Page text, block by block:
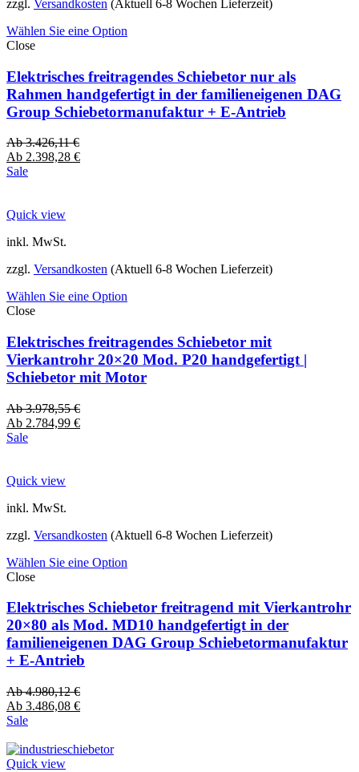
zzgl. Versandkosten (Aktuell 6-8 Wochen Lieferzeit)
Wählen Sie eine Option
Close
Elektrisches freitragendes Schiebetor nur als
Rahmen handgefertigt in der familieneigenen DAG
Group Schiebetormanufaktur + E-Antrieb
Ab3.426,11€
Ab 2.398,28 €
Sale
Quick view
inkl. MwSt.
zzgl. Versandkosten (Aktuell 6-8 Wochen Lieferzeit)
Wählen Sie eine Option
Close
Elektrisches freitragendes Schiebetor mit
Vierkantrohr 20×20 Mod. P20 handgefertigt |
Schiebetor mit Motor
Ab3.978,55€
Ab 2.784,99 €
Sale
Quick view
inkl. MwSt.
zzgl. Versandkosten (Aktuell 6-8 Wochen Lieferzeit)
Wählen Sie eine Option
Close
Elektrisches Schiebetor freitragend mit Vierkantrohr
20×80 als Mod. MD10 handgefertigt in der
familieneigenen DAG Group Schiebetormanufaktur
+ E-Antrieb
Ab4.980,12€
Ab 3.486,08 €
Sale
Quick view